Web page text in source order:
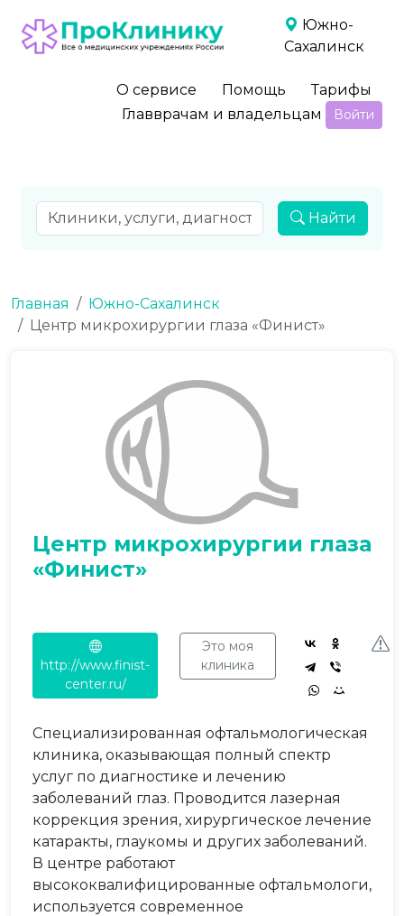
Южно-
Сахалинск
О сервисе Помощь
Тарифы
Главврачам и владельцам
Войти
Найти
Главная
Южно-Сахалинск
Центр микрохирургии глаза «Финист»
Центр микрохирургии глаза
«Финист»
http://www.finist-
center.ru/
Это моя
клиника
Специализированная офтальмологическая
клиника, оказывающая полный спектр
услуг по диагностике и лечению
заболеваний глаз. Проводится лазерная
коррекция зрения, хирургическое лечение
катаракты, глаукомы и других заболеваний.
В центре работают
высококвалифицированные офтальмологи,
используется современное